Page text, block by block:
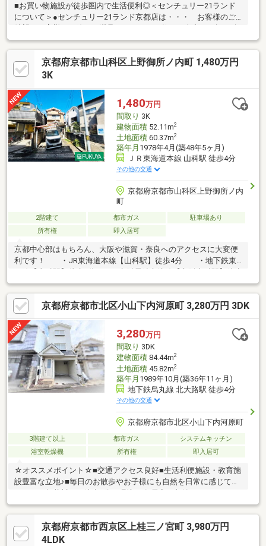
■お買い物施設が徒歩圏内で生活便利◎＜センチュリー21ランド
について＞●センチュリー21ランド京都店は・・・ お客様のご
します！●購入・売却・ローンのご相談など、些細なことでもお
気軽にご相談下さいませ！●リフォームのご相談も承っておりま
す。○京阪鴨東線 「出町柳」駅 徒歩約6分○京都市営地下鉄烏丸線
「今出川」駅 徒歩約10分○営業時間：10：00～20：00（火曜日・
ーズにご案内が可能です。ご連絡お待ちしております！
京都府京都市山科区上野御所ノ内町 1,480万円
3K
1,480万円
間取り 3K
建物面積52.11m2
土地面積60.37m2
築年月 1978年4月(築48年5ヶ月)
ＪＲ東海道本線 山科駅 徒歩4分
その他の交通
京都府京都市山科区上野御所ノ内
町
2階建て 都市ガス
駐車場あり
所有権
即入居可
京都中心部はもちろん、大阪や滋賀・奈良へのアクセスに大変便
利です！ ・JR東海道本線【山科駅】徒歩4分 ・地下鉄東
4分■徒歩圏内には毎日のお買い物に便利なスーパーやコンビニ、
他にも生活に便利な 施設がそろっているのもおすすめポ
イントです■1台分のカーポート付 雨や鳥のフン・落ち葉など
から大切なお車を守ります 雨や雪の日の車の乗り降りに便利
です■各居室6帖以上！ 各居室に収納があるのでお部屋が広く
使えます※契約不適合責任免責※駐車台数は車種による
京都府京都市北区小山下内河原町 3,280万円 3DK
3,280万円
間取り 3DK
建物面積84.44m2
土地面積45.82m2
築年月 1989年10月(築36年11ヶ月)
地下鉄烏丸線 北大路駅 徒歩4分
その他の交通
京都府京都市北区小山下内河原町
3階建て以上 都市ガス
システムキッチン
浴室乾燥機
所有権 即入居可
☆オススメポイント☆■交通アクセス良好■生活利便施設・教育施
設豊富な立地♪■毎日のお散歩やお子様にも自然を日常に感じてい
ン床下収納付き♪■駐車スペースあり(お持ちの車が駐車可能かご確
認ください)【交通手段】1．京都市烏丸線 北大路駅 徒歩4分 2．
京都市烏丸線 鞍馬口駅 徒歩8分 3．京阪電気鉄道鴨東線 出町柳駅
徒歩25分 【周辺環境】1．イオンモール北大路まで570m 徒歩8分
京都府京都市西京区上桂三ノ宮町 3,980万円
4LDK